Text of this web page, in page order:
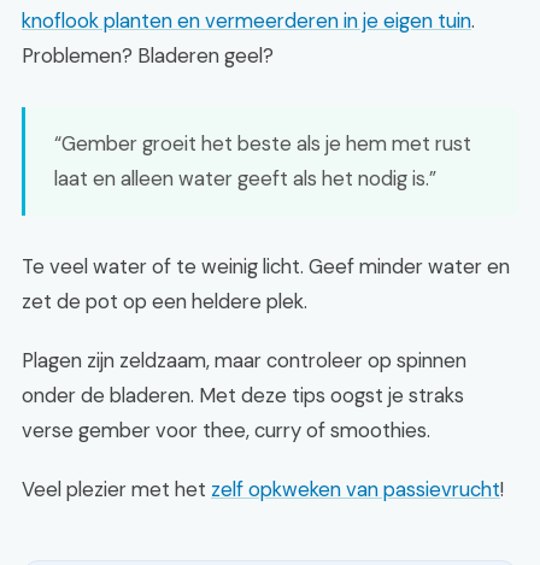
knoflook planten en vermeerderen in je eigen tuin.
Problemen? Bladeren geel?
“Gember groeit het beste als je hem met rust
laat en alleen water geeft als het nodig is.”
Te veel water of te weinig licht. Geef minder water en
zet de pot op een heldere plek.
Plagen zijn zeldzaam, maar controleer op spinnen
onder de bladeren. Met deze tips oogst je straks
verse gember voor thee, curry of smoothies.
Veel plezier met het zelf opkweken van passievrucht!